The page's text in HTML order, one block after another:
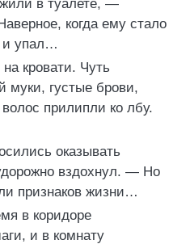
в туалете, —
когда ему стало
и упал…
кровати. Чуть
муки, густые брови,
прилипли ко лбу.
оказывать
вздохнул. — Но
признаков жизни…
в коридоре
и в комнату